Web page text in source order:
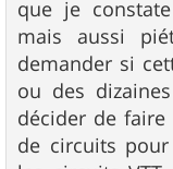
que je
mais aussi
demander si
ou des
décider de faire
de circuits